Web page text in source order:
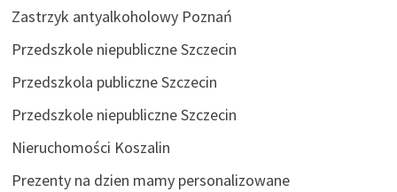
Zastrzyk antyalkoholowy Poznań
Przedszkole niepubliczne Szczecin
Przedszkola publiczne Szczecin
Przedszkole niepubliczne Szczecin
Nieruchomości Koszalin
Prezenty na dzien mamy personalizowane